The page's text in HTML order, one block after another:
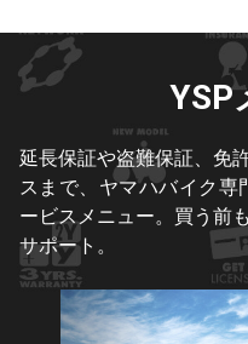
YSP
延長保証や盗難保証、免
スまで、ヤマハバイク専
ービスメニュー。買う前
サポート。